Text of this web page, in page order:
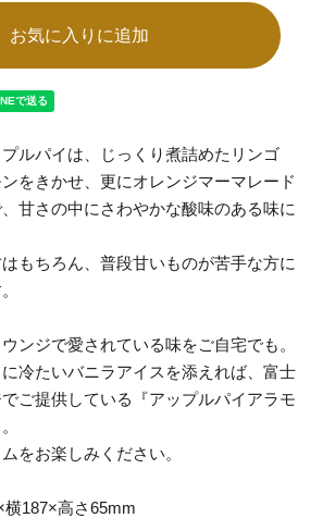
お気に入りに追加
ルパイは、じっくり煮詰めたリンゴ
をきかせ、更にオレンジマーマレード
甘さの中にさわやかな酸味のある味に
もちろん、普段甘いものが苦手な方に
ンジで愛されている味をご自宅でも。
冷たいバニラアイスを添えれば、富士
ご提供している『アップルパイアラモ
をお楽しみください。
187×高さ65mm